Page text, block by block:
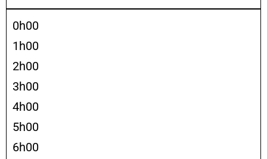
0h00
1h00
2h00
3h00
4h00
5h00
6h00